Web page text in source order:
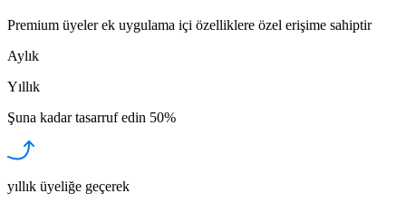
Premium üyeler ek uygulama içi özelliklere özel erişime sahiptir
Aylık
Yıllık
Şuna kadar tasarruf edin 50%
yıllık üyeliğe geçerek